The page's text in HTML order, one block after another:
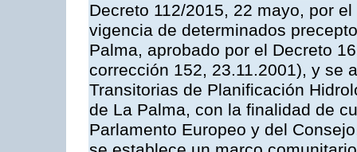
Decreto 112/2015, 22 mayo, por
vigencia de determinados
Palma, aprobado por el Decreto
corrección 152, 23.11.2001), y se
Transitorias de Planificación
de La Palma, con la finalidad de
Parlamento Europeo y del